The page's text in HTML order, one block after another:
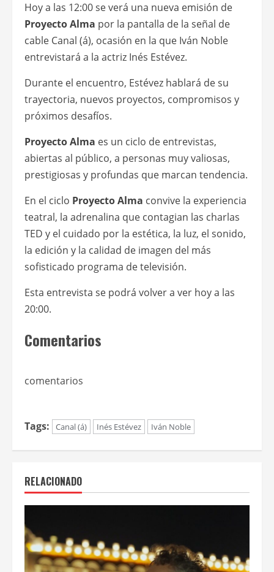
Hoy a las 12:00 se verá una nueva emisión de
Proyecto Alma por la pantalla de la señal de
cable Canal (á), ocasión en la que Iván Noble
entrevistará a la actriz Inés Estévez.
Durante el encuentro, Estévez hablará de su
trayectoria, nuevos proyectos, compromisos y
próximos desafíos.
Proyecto Alma es un ciclo de entrevistas,
abiertas al público, a personas muy valiosas,
prestigiosas y profundas que marcan tendencia.
En el ciclo Proyecto Alma convive la experiencia
teatral, la adrenalina que contagian las charlas
TED y el cuidado por la estética, la luz, el sonido,
la edición y la calidad de imagen del más
sofisticado programa de televisión.
Esta entrevista se podrá volver a ver hoy a las
20:00.
Comentarios
comentarios
Tags: Canal (á) Inés Estévez Iván Noble
RELACIONADO